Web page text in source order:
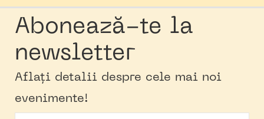
Abonează-te la
newsletter
Aflați detalii despre cele mai noi
evenimente!